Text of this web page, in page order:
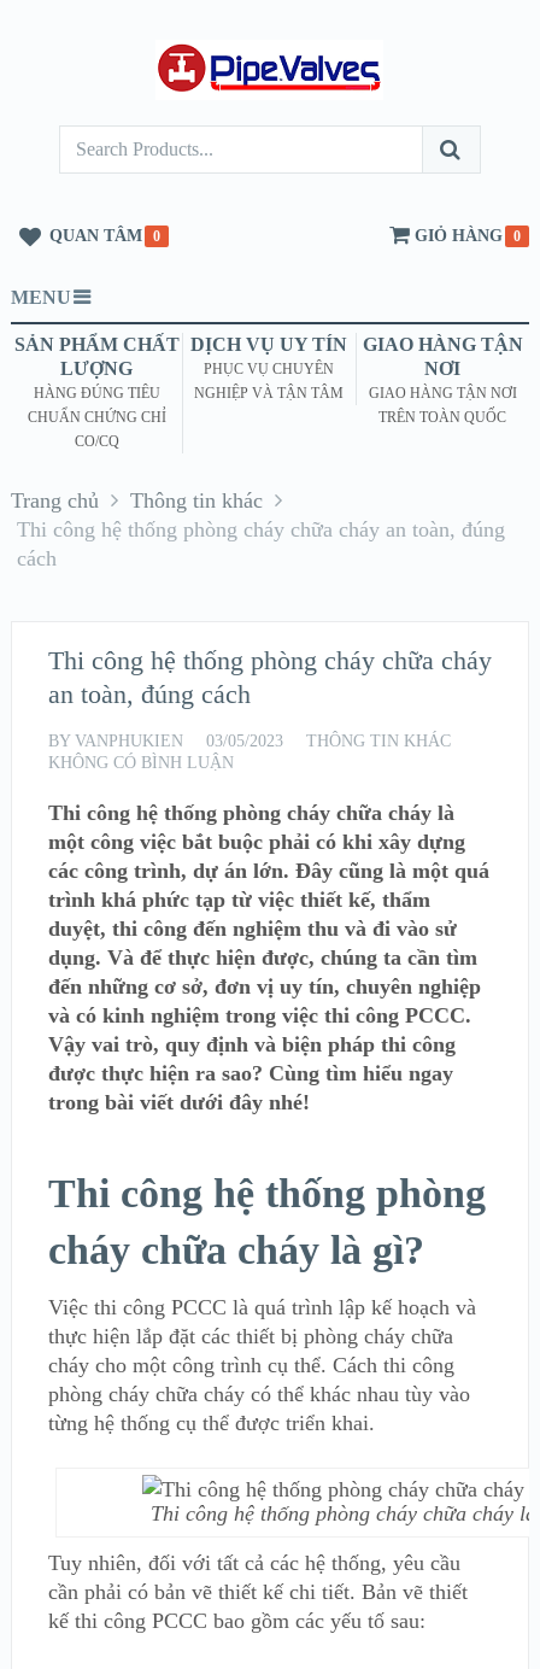
QUAN TÂM 0 GIỎ HÀNG 0
MENU
SẢN PHẨM CHẤT
LƯỢNG
HÀNG ĐÚNG TIÊU
CHUẨN CHỨNG CHỈ
CO/CQ
DỊCH VỤ UY TÍN
PHỤC VỤ CHUYÊN
NGHIỆP VÀ TẬN TÂM
GIAO HÀNG TẬN
NƠI
GIAO HÀNG TẬN NƠI
TRÊN TOÀN QUỐC
Trang chủ
Thông tin khác
Thi công hệ thống phòng cháy chữa cháy an toàn, đúng
cách
Thi công hệ thống phòng cháy chữa cháy
an toàn, đúng cách
BY VANPHUKIEN 03/05/2023
THÔNG TIN KHÁC
KHÔNG CÓ BÌNH LUẬN
Thi công hệ thống phòng cháy chữa cháy là
một công việc bắt buộc phải có khi xây dựng
các công trình, dự án lớn. Đây cũng là một quá
trình khá phức tạp từ việc thiết kế, thẩm
duyệt, thi công đến nghiệm thu và đi vào sử
dụng. Và để thực hiện được, chúng ta cần tìm
đến những cơ sở, đơn vị uy tín, chuyên nghiệp
và có kinh nghiệm trong việc thi công PCCC.
Vậy vai trò, quy định và biện pháp thi công
được thực hiện ra sao? Cùng tìm hiểu ngay
trong bài viết dưới đây nhé!
Thi công hệ thống phòng
cháy chữa cháy là gì?
Việc thi công PCCC là quá trình lập kế hoạch và
thực hiện lắp đặt các thiết bị phòng cháy chữa
cháy cho một công trình cụ thể. Cách thi công
phòng cháy chữa cháy có thể khác nhau tùy vào
từng hệ thống cụ thể được triển khai.
Thi công hệ thống phòng cháy chữa cháy
Tuy nhiên, đối với tất cả các hệ thống, yêu cầu
cần phải có bản vẽ thiết kế chi tiết. Bản vẽ thiết
kế thi công PCCC bao gồm các yếu tố sau: